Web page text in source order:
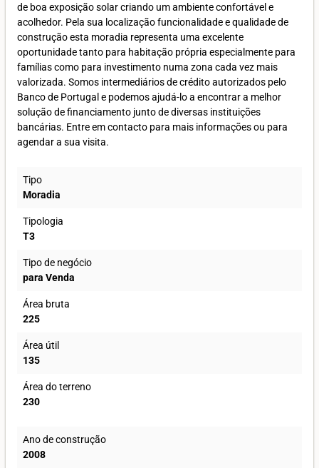
de boa exposição solar criando um ambiente confortável e
acolhedor. Pela sua localização funcionalidade e qualidade de
construção esta moradia representa uma excelente
oportunidade tanto para habitação própria especialmente para
famílias como para investimento numa zona cada vez mais
valorizada. Somos intermediários de crédito autorizados pelo
Banco de Portugal e podemos ajudá-lo a encontrar a melhor
solução de financiamento junto de diversas instituições
bancárias. Entre em contacto para mais informações ou para
agendar a sua visita.
Tipo
Moradia
Tipologia
T3
Tipo de negócio
para Venda
Área bruta
225
Área útil
135
Área do terreno
230
Ano de construção
2008